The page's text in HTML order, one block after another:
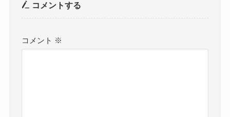
コメントする
コメント ※